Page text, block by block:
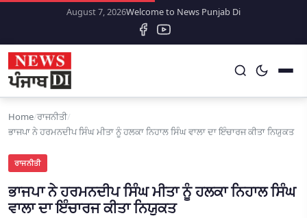
August 7, 2026Welcome to News Punjab Di
Home/ਰਾਜਨੀਤੀ/
ਭਾਜਪਾ ਨੇ ਹਰਮਨਦੀਪ ਸਿੰਘ ਮੀਤਾ ਨੂੰ ਹਲਕਾ ਨਿਹਾਲ ਸਿੰਘ ਵਾਲਾ ਦਾ ਇੰਚਾਰਜ ਕੀਤਾ ਨਿਯੁਕਤ
ਰਾਜਨੀਤੀ
ਭਾਜਪਾ ਨੇ ਹਰਮਨਦੀਪ ਸਿੰਘ ਮੀਤਾ ਨੂੰ ਹਲਕਾ ਨਿਹਾਲ ਸਿੰਘ
ਵਾਲਾ ਦਾ ਇੰਚਾਰਜ ਕੀਤਾ ਨਿਯੁਕਤ